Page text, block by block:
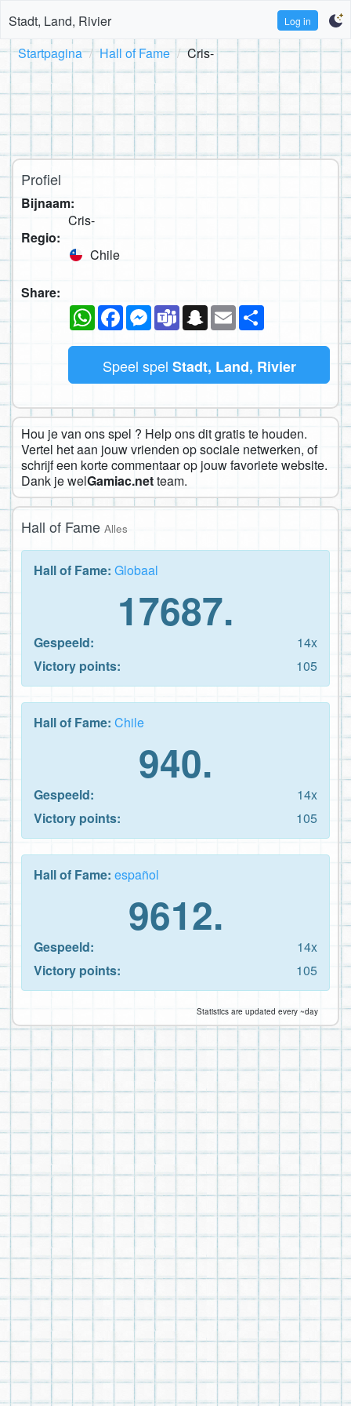
Stadt, Land, Rivier Log in
Startpagina Hall of Fame Cris-
Profiel
Bijnaam:
Cris-
Regio:
Chile
Share:
WhatsAppFacebookMessenger
TeamsSnapchat
Email
Speel spel Stadt, Land, Rivier
Hou je van ons spel ? Help ons dit gratis te houden.
Vertel het aan jouw vrienden op sociale netwerken, of
schrijf een korte commentaar op jouw favoriete website.
Dank je welGamiac.netteam.
Hall of Fame Alles
Hall of Fame: Globaal
17687.
Gespeeld:
14x
Victory points:
105
Hall of Fame: Chile
940.
Gespeeld:
14x
Victory points:
105
Hall of Fame: español
9612.
Gespeeld:
14x
Victory points:
105
Statistics are updated every ~day